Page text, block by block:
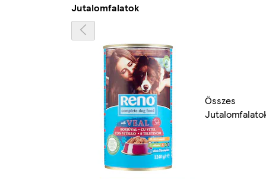
Jutalomfalatok
Összes